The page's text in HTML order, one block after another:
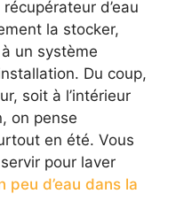
d’eau
la stocker,
un système
Du coup,
soit à l’intérieur
on pense
en été. Vous
pour laver
peu d’eau dans la